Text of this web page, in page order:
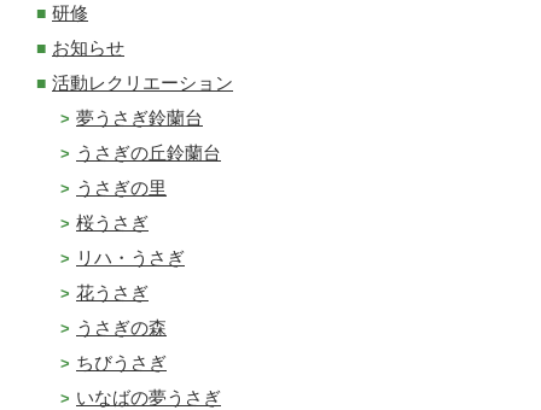
研修
お知らせ
活動レクリエーション
夢うさぎ鈴蘭台
うさぎの丘鈴蘭台
うさぎの里
桜うさぎ
リハ・うさぎ
花うさぎ
うさぎの森
ちびうさぎ
いなばの夢うさぎ